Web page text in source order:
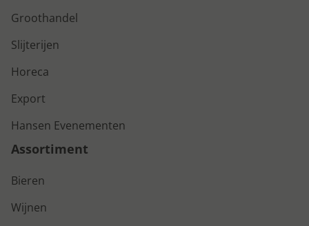
Groothandel
Slijterijen
Horeca
Export
Hansen Evenementen
Assortiment
Bieren
Wijnen